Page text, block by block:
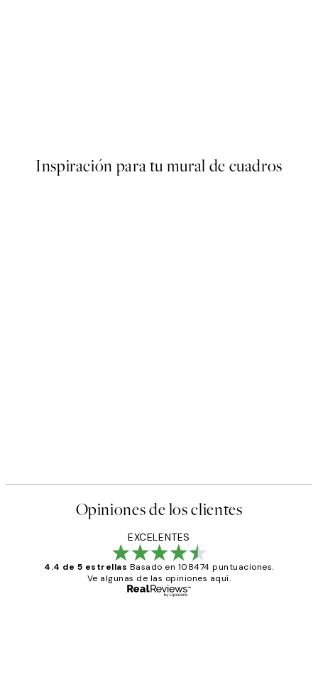
Inspiración para tu mural de cuadros
Opiniones de los clientes
EXCELENTES
4.4 de 5 estrellas Basado en 108474 puntuaciones.
Ve algunas de las opiniones aquí.